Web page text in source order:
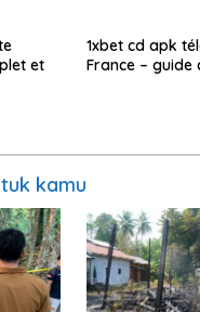
et
1xbet cd apk
France – guide
kamu